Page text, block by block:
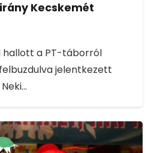
Kecskemét
hallott a PT-táborról
jelentkezett